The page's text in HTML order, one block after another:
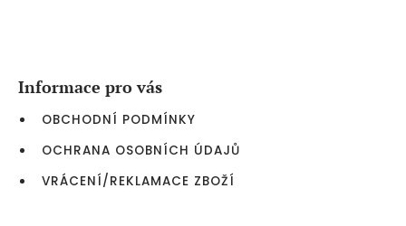
Informace pro vás
OBCHODNÍ PODMÍNKY
OCHRANA OSOBNÍCH ÚDAJŮ
VRÁCENÍ/REKLAMACE ZBOŽÍ